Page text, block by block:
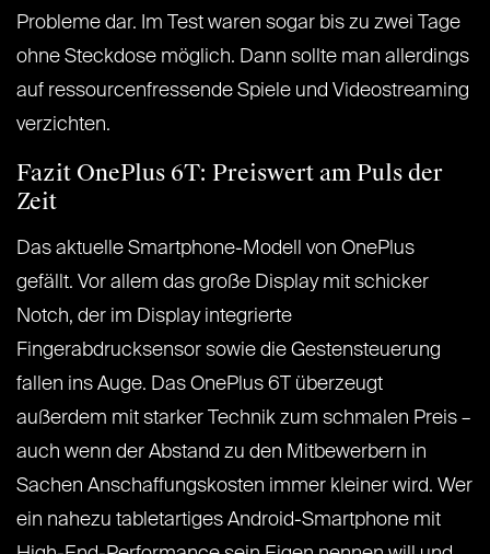
Probleme dar. Im Test waren sogar bis zu zwei Tage
ohne Steckdose möglich. Dann sollte man allerdings
auf ressourcenfressende Spiele und Videostreaming
verzichten.
Fazit OnePlus 6T: Preiswert am Puls der
Zeit
Das aktuelle Smartphone-Modell von OnePlus
gefällt. Vor allem das große Display mit schicker
Notch, der im Display integrierte
Fingerabdrucksensor sowie die Gestensteuerung
fallen ins Auge. Das OnePlus 6T überzeugt
außerdem mit starker Technik zum schmalen Preis –
auch wenn der Abstand zu den Mitbewerbern in
Sachen Anschaffungskosten immer kleiner wird. Wer
ein nahezu tabletartiges Android-Smartphone mit